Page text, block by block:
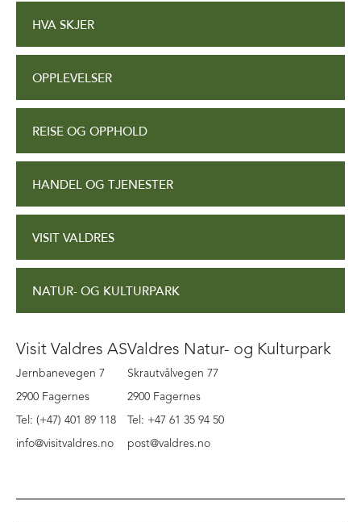
HVA SKJER
OPPLEVELSER
REISE OG OPPHOLD
HANDEL OG TJENESTER
VISIT VALDRES
NATUR- OG KULTURPARK
Visit Valdres AS
Jernbanevegen 7
2900 Fagernes
Tel: (+47) 401 89 118
info@visitvaldres.no
Valdres Natur- og Kulturpark
Skrautvålvegen 77
2900 Fagernes
Tel: +47 61 35 94 50
post@valdres.no